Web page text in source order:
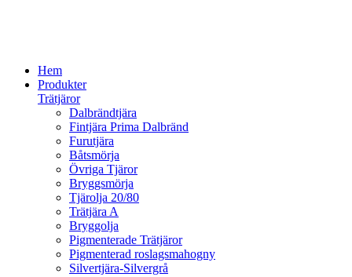
Hem
Produkter
Trätjäror
Dalbrändtjära
Fintjära Prima Dalbränd
Furutjära
Båtsmörja
Övriga Tjäror
Bryggsmörja
Tjärolja 20/80
Trätjära A
Bryggolja
Pigmenterade Trätjäror
Pigmenterad roslagsmahogny
Silvertjära-Silvergrå